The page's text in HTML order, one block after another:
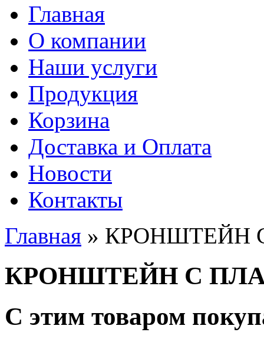
Главная
О компании
Наши услуги
Продукция
Корзина
Доставка и Оплата
Новости
Контакты
Вы здесь
Главная » КРОНШТЕЙН
КРОНШТЕЙН С
С этим товаром